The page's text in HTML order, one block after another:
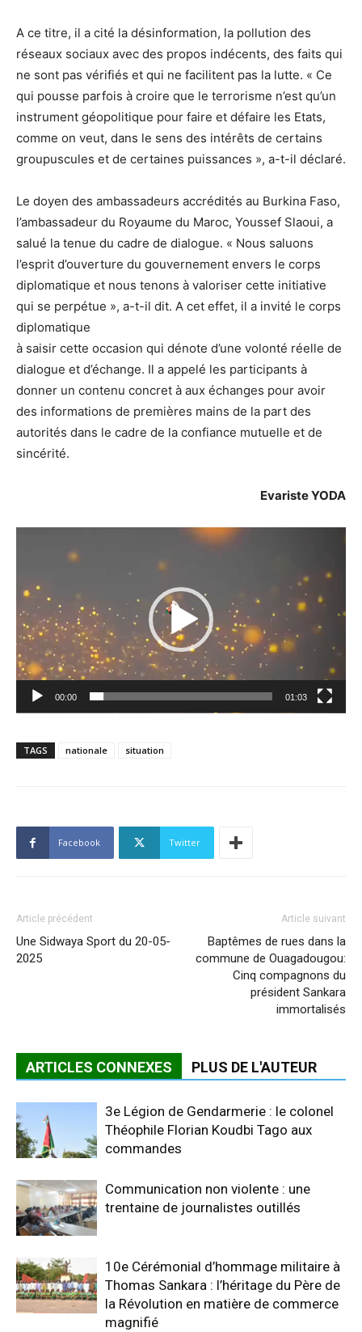
A ce titre, il a cité la désinformation, la pollution des
réseaux sociaux avec des propos indécents, des faits qui
ne sont pas vérifiés et qui ne facilitent pas la lutte. « Ce
qui pousse parfois à croire que le terrorisme n’est qu’un
instrument géopolitique pour faire et défaire les Etats,
comme on veut, dans le sens des intérêts de certains
groupuscules et de certaines puissances », a-t-il déclaré.
Le doyen des ambassadeurs accrédités au Burkina Faso,
l’ambassadeur du Royaume du Maroc, Youssef Slaoui, a
salué la tenue du cadre de dialogue. « Nous saluons
l’esprit d’ouverture du gouvernement envers le corps
diplomatique et nous tenons à valoriser cette initiative
qui se perpétue », a-t-il dit. A cet effet, il a invité le corps
diplomatique
à saisir cette occasion qui dénote d’une volonté réelle de
dialogue et d’échange. Il a appelé les participants à
donner un contenu concret à aux échanges pour avoir
des informations de premières mains de la part des
autorités dans le cadre de la confiance mutuelle et de
sincérité.
Evariste YODA
Lecteur
00:00 01:03
TAGS nationale situation
Facebook Twitter
Article précédent
Une Sidwaya Sport du 20-05-
2025
Article suivant
Baptêmes de rues dans la
commune de Ouagadougou:
Cinq compagnons du
président Sankara
immortalisés
ARTICLES CONNEXES PLUS DE L'AUTEUR
3e Légion de Gendarmerie : le colonel
Théophile Florian Koudbi Tago aux
commandes
Communication non violente : une
trentaine de journalistes outillés
10e Cérémonial d’hommage militaire à
Thomas Sankara : l’héritage du Père de
la Révolution en matière de commerce
magnifié